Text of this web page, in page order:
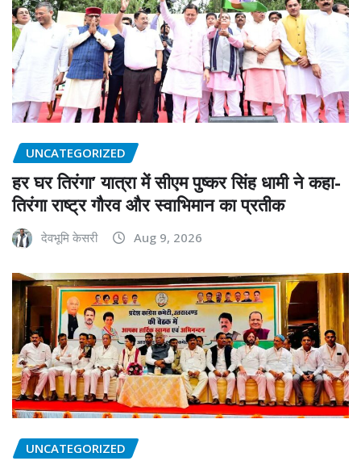
UNCATEGORIZED
हर घर तिरंगा’ यात्रा में सीएम पुष्कर सिंह धामी ने कहा-
तिरंगा राष्ट्र गौरव और स्वाभिमान का प्रतीक
देवभूमि केसरी Aug 9, 2026
UNCATEGORIZED